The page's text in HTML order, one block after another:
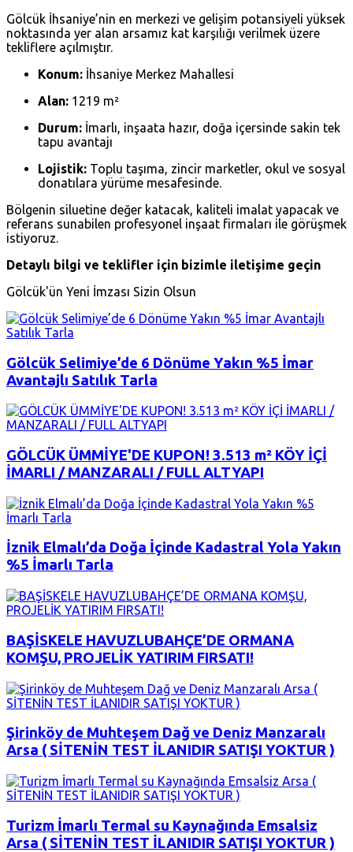
Gölcük İhsaniye’nin en merkezi ve gelişim potansiyeli yüksek
noktasında yer alan arsamız kat karşılığı verilmek üzere
tekliflere açılmıştır.
Konum: İhsaniye Merkez Mahallesi
Alan: 1219 m²
Durum: İmarlı, inşaata hazır, doğa içersinde sakin tek
tapu avantajı
Lojistik: Toplu taşıma, zincir marketler, okul ve sosyal
donatılara yürüme mesafesinde.
Bölgenin siluetine değer katacak, kaliteli imalat yapacak ve
referans sunabilen profesyonel inşaat firmaları ile görüşmek
istiyoruz.
Detaylı bilgi ve teklifler için bizimle iletişime geçin
Gölcük'ün Yeni İmzası Sizin Olsun
Gölcük Selimiye’de 6 Dönüme Yakın %5 İmar
Avantajlı Satılık Tarla
GÖLCÜK ÜMMİYE'DE KUPON! 3.513 m² KÖY İÇİ
İMARLI / MANZARALI / FULL ALTYAPI
İznik Elmalı’da Doğa İçinde Kadastral Yola Yakın
%5 İmarlı Tarla
BAŞİSKELE HAVUZLUBAHÇE’DE ORMANA
KOMŞU, PROJELİK YATIRIM FIRSATI!
Şirinköy de Muhteşem Dağ ve Deniz Manzaralı
Arsa ( SİTENİN TEST İLANIDIR SATIŞI YOKTUR )
Turizm İmarlı Termal su Kaynağında Emsalsiz
Arsa ( SİTENİN TEST İLANIDIR SATIŞI YOKTUR )